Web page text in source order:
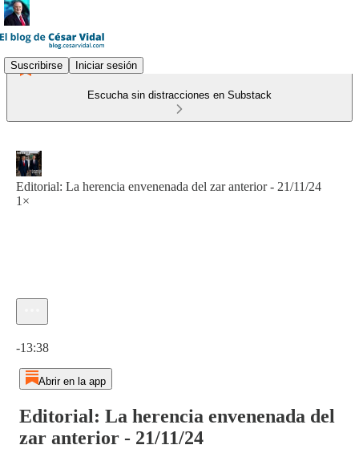
Suscribirse Iniciar sesión
Escucha sin distracciones en Substack
Editorial: La herencia envenenada del zar anterior - 21/11/24
1×
-13:38
Abrir en la app
Editorial: La herencia envenenada del
zar anterior - 21/11/24